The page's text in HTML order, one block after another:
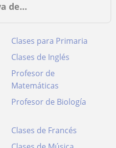
de…
Clases para Primaria
Clases de Inglés
Profesor de
Matemáticas
Profesor de Biología
Clases de Francés